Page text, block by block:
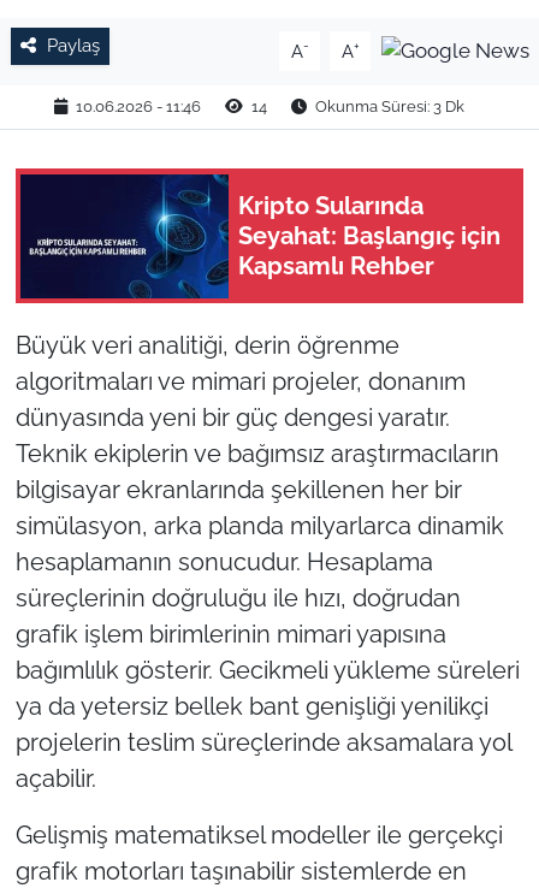
Paylaş A- A+
10.06.2026 - 11:46 14 Okunma Süresi: 3 Dk
Kripto Sularında
Seyahat: Başlangıç için
Kapsamlı Rehber
Büyük veri analitiği, derin öğrenme
algoritmaları ve mimari projeler, donanım
dünyasında yeni bir güç dengesi yaratır.
Teknik ekiplerin ve bağımsız araştırmacıların
bilgisayar ekranlarında şekillenen her bir
simülasyon, arka planda milyarlarca dinamik
hesaplamanın sonucudur. Hesaplama
süreçlerinin doğruluğu ile hızı, doğrudan
grafik işlem birimlerinin mimari yapısına
bağımlılık gösterir. Gecikmeli yükleme süreleri
ya da yetersiz bellek bant genişliği yenilikçi
projelerin teslim süreçlerinde aksamalara yol
açabilir.
Gelişmiş matematiksel modeller ile gerçekçi
grafik motorları taşınabilir sistemlerde en
RESMİ İLAN
SPOR
EDİRNE
KIRKLARELİ
ÇANAKKALE
TÜRKİYE
Bölge
Güvenlik
Genel
Politika
Dış Haberler